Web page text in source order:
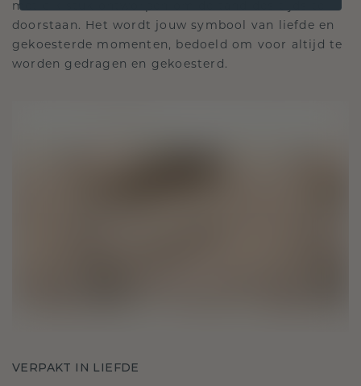
met elk stuk ontworpen om de tand des tijds te
doorstaan. Het wordt jouw symbool van liefde en
gekoesterde momenten, bedoeld om voor altijd te
worden gedragen en gekoesterd.
VERPAKT IN LIEFDE